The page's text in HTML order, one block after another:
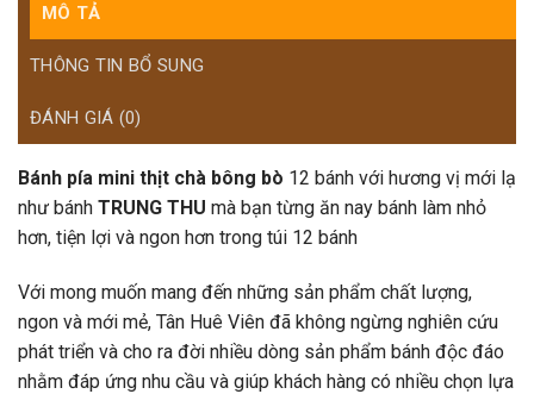
MÔ TẢ
THÔNG TIN BỔ SUNG
ĐÁNH GIÁ (0)
Bánh pía mini thịt chà bông bò 12 bánh với hương vị mới lạ
như bánh TRUNG THU mà bạn từng ăn nay bánh làm nhỏ
hơn, tiện lợi và ngon hơn trong túi 12 bánh
Với mong muốn mang đến những sản phẩm chất lượng,
ngon và mới mẻ, Tân Huê Viên đã không ngừng nghiên cứu
phát triển và cho ra đời nhiều dòng sản phẩm bánh độc đáo
nhằm đáp ứng nhu cầu và giúp khách hàng có nhiều chọn lựa